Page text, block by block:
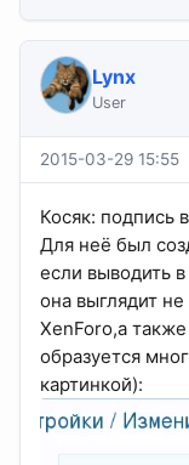
Lynx
User
2015-03-29 15:55
Косяк: подпись
Для неё был
если выводить
она выглядит
XenForo,а
образуется
картинкой):